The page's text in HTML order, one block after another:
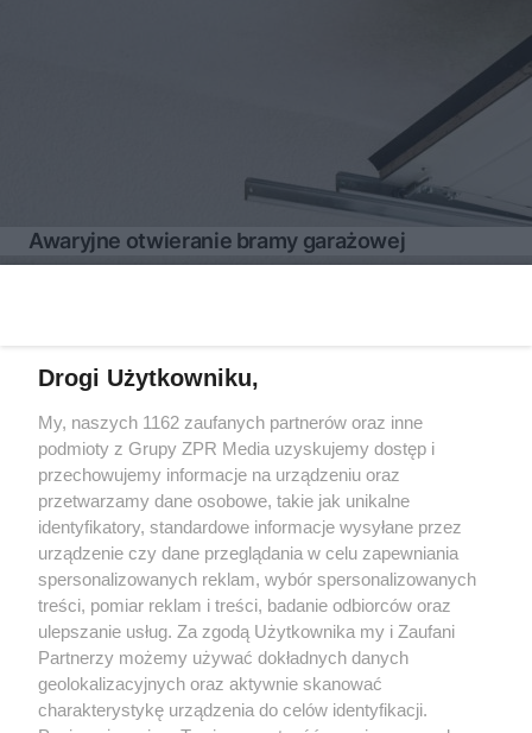
Awaryjne otwieranie bramy garażowej
Żaden utwór zamieszczony w serwisie nie może być powielany i
rozpowszechniany lub dalej rozpowszechniany w jakikolwiek sposób
(w tym także elektroniczny lub mechaniczny) na jakimkolwiek polu
eksploatacji w jakiejkolwiek formie, włącznie z umieszczaniem w
Internecie bez pisemnej zgody właściciela praw. Jakiekolwiek użycie
lub wykorzystanie utworów w całości lub w części z naruszeniem
prawa, tzn. bez właściwej zgody, jest zabronione pod groźbą kary i
może być ścigane prawnie.
Drogi Użytkowniku,
My, naszych 1162 zaufanych partnerów oraz inne
podmioty z Grupy ZPR Media uzyskujemy dostęp i
przechowujemy informacje na urządzeniu oraz
przetwarzamy dane osobowe, takie jak unikalne
identyfikatory, standardowe informacje wysyłane przez
urządzenie czy dane przeglądania w celu zapewniania
spersonalizowanych reklam, wybór spersonalizowanych
treści, pomiar reklam i treści, badanie odbiorców oraz
ulepszanie usług. Za zgodą Użytkownika my i Zaufani
Partnerzy możemy używać dokładnych danych
geolokalizacyjnych oraz aktywnie skanować
charakterystykę urządzenia do celów identyfikacji.